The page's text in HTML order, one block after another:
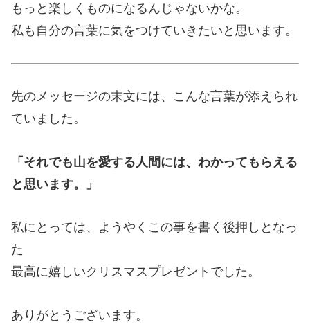
もっと楽しくものになるんじゃないかな。
私も自分の言葉に気をつけていきたいと思います。
先のメッセージの末文には、こんな言葉が添えられ
ていました。
「それでも山を愛する人間には、わかってもらえる
と思います。」
私にとっては、ようやくこの事を書く後押しとなっ
た
最高に嬉しいクリスマスプレゼントでした。
ありがとうございます。